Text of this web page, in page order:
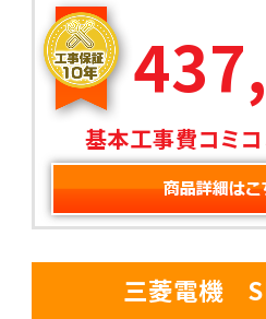
基本工事費コミコ
三菱電機